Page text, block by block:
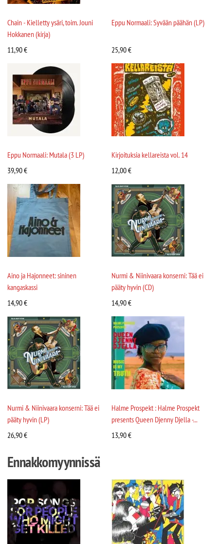
Chain - Kielletty ysäri, toim. Jouni
Hokkanen (kirja)
11,90€
Eppu Normaali: Syvään päähän (LP)
25,90€
Eppu Normaali: Mutala (3 LP)
39,90€
Kirjoituksia kellareista vol. 14
12,00€
Aino ja Hajonneet: sininen
kangaskassi
14,90€
Nurmi & Niinivaara konserni: Tää ei
pääty hyvin (CD)
14,90€
Nurmi & Niinivaara konserni: Tää ei
pääty hyvin (LP)
26,90€
Halme Prospekt : Halme Prospekt
presents Queen Djenny Djella -...
13,90€
Ennakkomyynnissä